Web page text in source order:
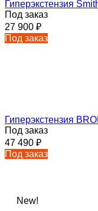
Гиперэкстензия
Под заказ
27 900 ₽
Под заказ
Гиперэкстензия
Под заказ
47 490 ₽
Под заказ
New!